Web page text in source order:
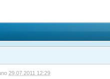
29.07.2011 12:29